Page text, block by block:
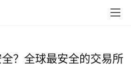
？全球最安全的交易所